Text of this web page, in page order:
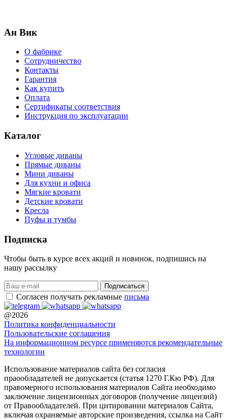
Ан Вик
О фабрике
Сотрудничество
Контакты
Гарантия
Как купить
Оплата
Сертификаты соответствия
Инструкция по эксплуатации
Каталог
Угловые диваны
Прямые диваны
Мини диваны
Для кухни и офиса
Мягкие кровати
Детские кровати
Кресла
Пуфы и тумбы
Подписка
Чтобы быть в курсе всех акций и новинок, подпишись на
нашу рассылку
Согласен получать рекламные письма
@2026
Политика конфиденциальности
Пользовательские соглашения
На информационном ресурсе применяются рекомендательные
технологии
Использование материалов сайта без согласия
праообладателей не допускается (статья 1270 Г.Кю РФ). Для
правомерного использования материалов Сайта необходимо
заключение лицензионных договоров (получение лицензий)
от Правообладателей. При цитировании материалов Сайта,
включая охраняемые авторские произведения, ссылка на Сайт